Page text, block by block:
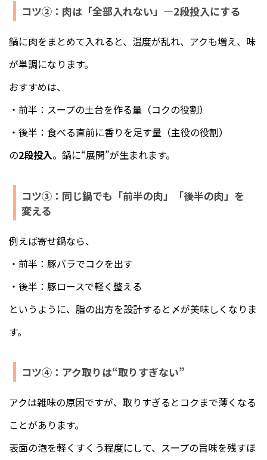
コツ②：肉は「全部入れない」—2段投入にする
鍋に肉をまとめて入れると、温度が乱れ、アクも増え、味
が単調になります。
おすすめは、
・前半：スープの土台を作る量（コクの役割）
・後半：食べる直前に香りを足す量（主役の役割）
の2段投入。鍋に“展開”が生まれます。
コツ③：同じ鍋でも「前半の肉」「後半の肉」を
変える
例えば寄せ鍋なら、
・前半：豚バラでコクを出す
・後半：豚ロースで軽く整える
というように、脂の出方を設計すると〆が美味しくなりま
す。
コツ④：アク取りは“取りすぎない”
アクは雑味の原因ですが、取りすぎるとコクまで薄くなる
ことがあります。
表面の泡を軽くすくう程度にして、スープの旨味を残すほ